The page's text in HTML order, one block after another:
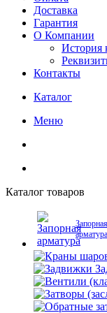
Доставка
Гарантия
О Компании
История
Контакты
Каталог
Меню
Каталог товаров
Запорная
арматура